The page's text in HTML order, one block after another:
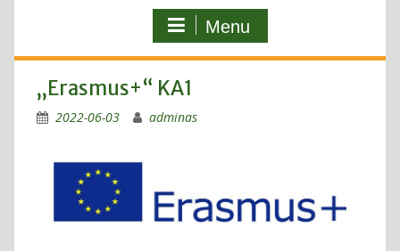
Menu
„Erasmus+“ KA1
2022-06-03 adminas